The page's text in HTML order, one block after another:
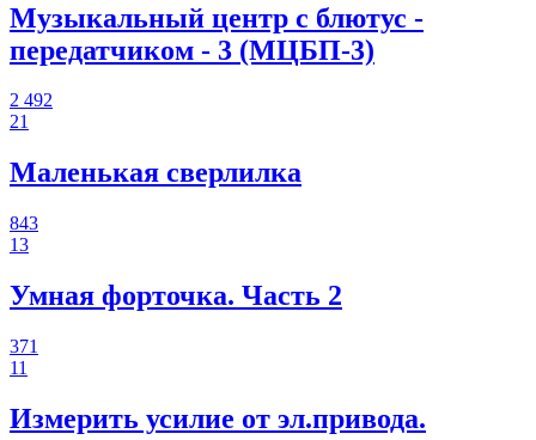
Музыкальный центр с блютус -
передатчиком - 3 (МЦБП-3)
2 492
21
Маленькая сверлилка
843
13
Умная форточка. Часть 2
371
11
Измерить усилие от эл.привода.